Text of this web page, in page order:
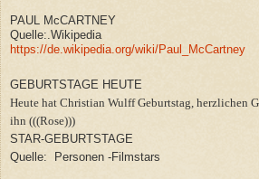
PAUL McCARTNEY
Quelle:.Wikipedia
https://de.wikipedia.org/wiki/Paul_McCartney
GEBURTSTAGE HEUTE
Heute hat Christian Wulff Geburtstag, herzlichen
ihn (((Rose)))
STAR-GEBURTSTAGE
Quelle: Personen -Filmstars